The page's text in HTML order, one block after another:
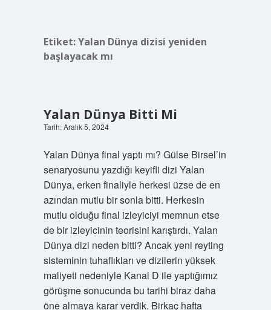
Etiket:Yalan Dünya dizisi yeniden
başlayacak mı
Yalan Dünya Bitti Mi
Tarih: Aralık 5, 2024
Yalan Dünya final yaptı mı? Gülse Birsel’in
senaryosunu yazdığı keyifli dizi Yalan
Dünya, erken finaliyle herkesi üzse de en
azından mutlu bir sonla bitti. Herkesin
mutlu olduğu final izleyiciyi memnun etse
de bir izleyicinin teorisini karıştırdı. Yalan
Dünya dizi neden bitti? Ancak yeni reyting
sisteminin tuhaflıkları ve dizilerin yüksek
maliyeti nedeniyle Kanal D ile yaptığımız
görüşme sonucunda bu tarihi biraz daha
öne almaya karar verdik. Birkaç hafta